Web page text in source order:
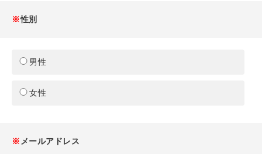
※性別
男性
女性
※ メールアドレス